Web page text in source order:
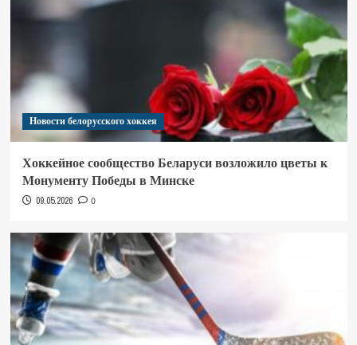
Новости белорусского хоккея
Хоккейное сообщество Беларуси возложило цветы к
Монументу Победы в Минске
09.05.2026 0